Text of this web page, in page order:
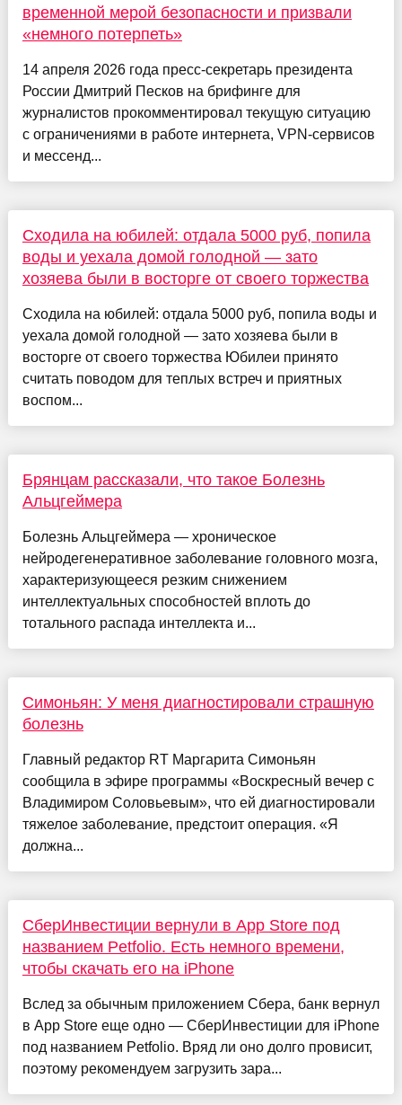
временной мерой безопасности и призвали
«немного потерпеть»
14 апреля 2026 года пресс-секретарь президента
России Дмитрий Песков на брифинге для
журналистов прокомментировал текущую ситуацию
с ограничениями в работе интернета, VPN-сервисов
и мессенд...
Сходила на юбилей: отдала 5000 руб, попила
воды и уехала домой голодной — зато
хозяева были в восторге от своего торжества
Сходила на юбилей: отдала 5000 руб, попила воды и
уехала домой голодной — зато хозяева были в
восторге от своего торжества Юбилеи принято
считать поводом для теплых встреч и приятных
воспом...
Брянцам рассказали, что такое Болезнь
Альцгеймера
Болезнь Альцгеймера — хроническое
нейродегенеративное заболевание головного мозга,
характеризующееся резким снижением
интеллектуальных способностей вплоть до
тотального распада интеллекта и...
Симоньян: У меня диагностировали страшную
болезнь
Главный редактор RT Маргарита Симоньян
сообщила в эфире программы «Воскресный вечер с
Владимиром Соловьевым», что ей диагностировали
тяжелое заболевание, предстоит операция. «Я
должна...
СберИнвестиции вернули в App Store под
названием Petfolio. Есть немного времени,
чтобы скачать его на iPhone
Вслед за обычным приложением Сбера, банк вернул
в App Store еще одно — СберИнвестиции для iPhone
под названием Petfolio. Вряд ли оно долго провисит,
поэтому рекомендуем загрузить зара...